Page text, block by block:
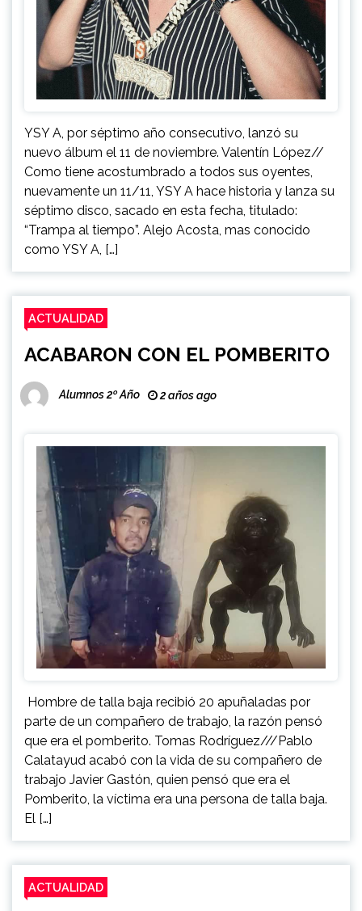
YSY A, por séptimo año consecutivo, lanzó su
nuevo álbum el 11 de noviembre. Valentín López//
Como tiene acostumbrado a todos sus oyentes,
nuevamente un 11/11, YSY A hace historia y lanza su
séptimo disco, sacado en esta fecha, titulado:
“Trampa al tiempo”. Alejo Acosta, mas conocido
como YSY A, […]
ACTUALIDAD
ACABARON CON EL POMBERITO
Alumnos 2º Año 2 años ago
Hombre de talla baja recibió 20 apuñaladas por
parte de un compañero de trabajo, la razón pensó
que era el pomberito. Tomas Rodríguez///Pablo
Calatayud acabó con la vida de su compañero de
trabajo Javier Gastón, quien pensó que era el
Pomberito, la víctima era una persona de talla baja.
El […]
ACTUALIDAD